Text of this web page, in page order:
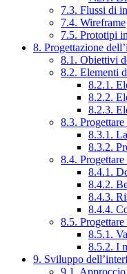
7.3. Flussi di
7.4. Wireframe
7.5. Prototipi
8. Progettazione
8.1. Obiettivi
8.2. Elementi
8.2.1.
8.2.2.
8.2.3.
8.3.
8.3.1.
8.3.2.
8.4.
8.4.1.
8.4.2.
8.4.3.
8.4.4.
8.5.
8.5.1.
8.5.2. I
9. Sviluppo
9.1.